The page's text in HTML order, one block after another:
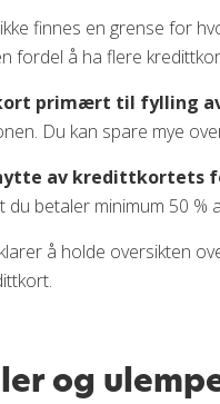
finnes en grense for
fordel å ha flere
primært til fylling
Du kan spare mye
av kredittkortets
du betaler minimum 50
å holde oversikten
og